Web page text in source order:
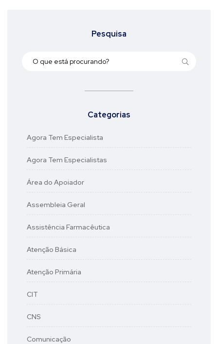
Pesquisa
Categorias
Agora Tem Especialista
Agora Tem Especialistas
Área do Apoiador
Assembleia Geral
Assistência Farmacêutica
Atenção Básica
Atenção Primária
CIT
CNS
Comunicação